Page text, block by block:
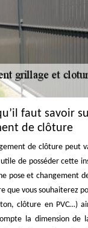
faut savoir
de clôture
de clôture peut
utile de posséder cette
pose et changement
que vous souhaiterez
clôture en PVC…)
la dimension de